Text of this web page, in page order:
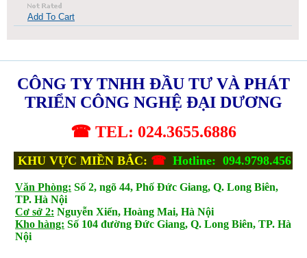
Add To Cart
CÔNG TY TNHH ĐẦU TƯ VÀ PHÁT
TRIỂN CÔNG NGHỆ ĐẠI DƯƠNG
☎ TEL: 024.3655.6886
KHU VỰC MIỀN BẮC: ☎ Hotline: 094.9798.456
Văn Phòng: Số 2, ngõ 44, Phố Đức Giang, Q. Long Biên,
TP. Hà Nội
Cơ sở 2: Nguyễn Xiển, Hoàng Mai, Hà Nội
Kho hàng: Số 104 đường Đức Giang, Q. Long Biên, TP. Hà
Nội